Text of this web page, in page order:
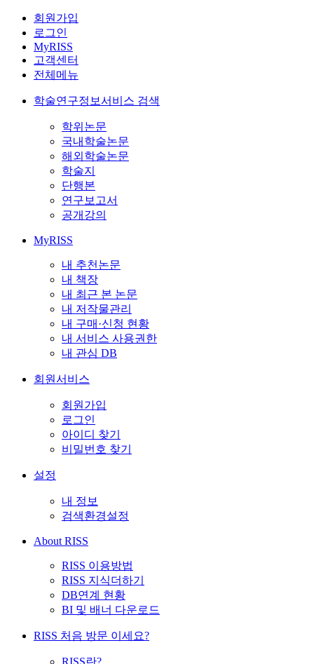
회원가입
로그인
MyRISS
고객센터
전체메뉴
학술연구정보서비스 검색
학위논문
국내학술논문
해외학술논문
학술지
단행본
연구보고서
공개강의
MyRISS
내 추천논문
내 책장
내 최근 본 논문
내 저작물관리
내 구매·신청 현황
내 서비스 사용권한
내 관심 DB
회원서비스
회원가입
로그인
아이디 찾기
비밀번호 찾기
설정
내 정보
검색환경설정
About RISS
RISS 이용방법
RISS 지식더하기
DB연계 현황
BI 및 배너 다운로드
RISS 처음 방문 이세요?
RISS란?